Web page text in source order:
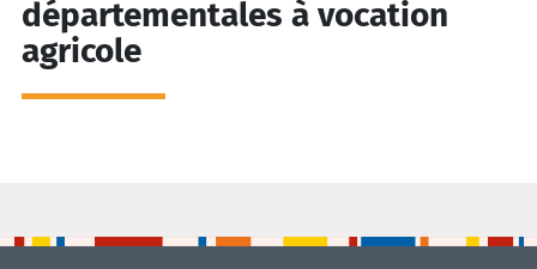
départementales à vocation
agricole